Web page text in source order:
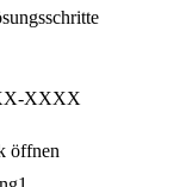
XXXX
öffnen